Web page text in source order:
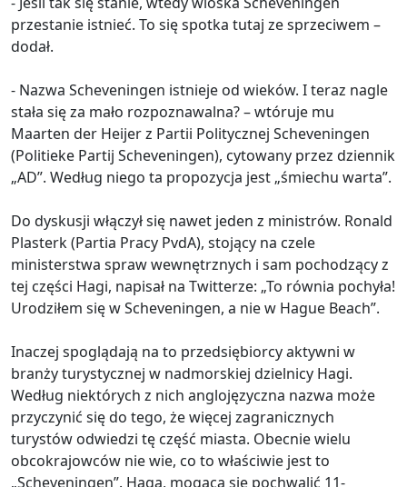
przestanie istnieć. To się spotka tutaj ze sprzeciwem –
dodał.
- Nazwa Scheveningen istnieje od wieków. I teraz nagle
stała się za mało rozpoznawalna? – wtóruje mu
Maarten der Heijer z Partii Politycznej Scheveningen
(Politieke Partij Scheveningen), cytowany przez dziennik
„AD”. Według niego ta propozycja jest „śmiechu warta”.
Do dyskusji włączył się nawet jeden z ministrów. Ronald
Plasterk (Partia Pracy PvdA), stojący na czele
ministerstwa spraw wewnętrznych i sam pochodzący z
tej części Hagi, napisał na Twitterze: „To równia pochyła!
Urodziłem się w Scheveningen, a nie w Hague Beach”.
Inaczej spoglądają na to przedsiębiorcy aktywni w
branży turystycznej w nadmorskiej dzielnicy Hagi.
Według niektórych z nich anglojęzyczna nazwa może
przyczynić się do tego, że więcej zagranicznych
turystów odwiedzi tę część miasta. Obecnie wielu
obcokrajowców nie wie, co to właściwie jest to
„Scheveningen”. Haga, mogąca się pochwalić 11-